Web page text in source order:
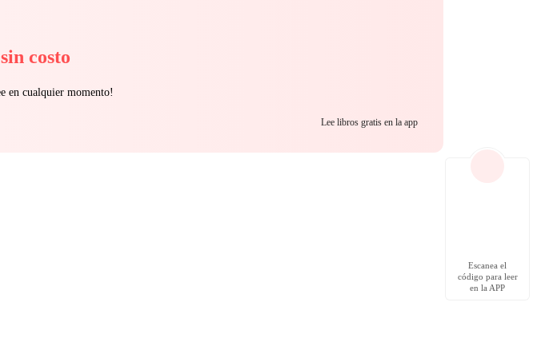
costo
en cualquier momento!
Lee libros gratis en la app
Escanea el
código para leer
en la APP